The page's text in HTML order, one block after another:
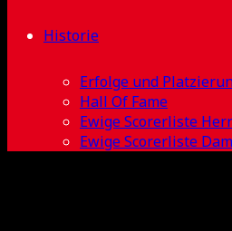
Historie
Erfolge und
Hall Of Fame
Ewige Scorerliste
Ewige Scorerliste